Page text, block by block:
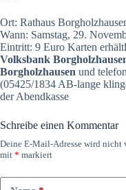
Ort: Rathaus
Wann: Samstag, 29.
Eintritt: 9 Euro Karten
Volksbank
Borgholzhausen und
(05425/1834 AB-lange
der Abendkasse
Schreibe einen Kommentar
Deine E-Mail-Adresse wird nicht
mit * markiert